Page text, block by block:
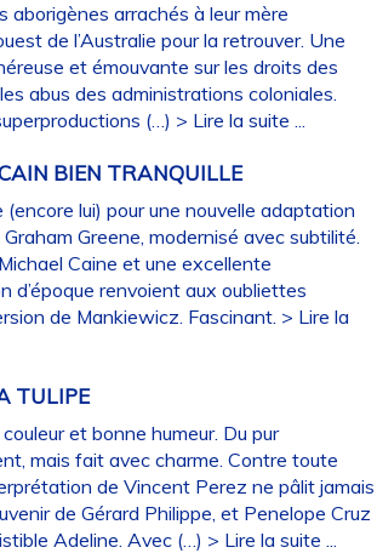
aborigènes arrachés à leur mère
de l’Australie pour la retrouver. Une
et émouvante sur les droits des
abus des administrations coloniales.
(…) > Lire la suite ...
BIEN TRANQUILLE
(encore lui) pour une nouvelle adaptation
Greene, modernisé avec subtilité.
Caine et une excellente
d’époque renvoient aux oubliettes
de Mankiewicz. Fascinant. > Lire la
TULIPE
et bonne humeur. Du pur
mais fait avec charme. Contre toute
de Vincent Perez ne pâlit jamais
de Gérard Philippe, et Penelope Cruz
Adeline. Avec (…) > Lire la suite ...